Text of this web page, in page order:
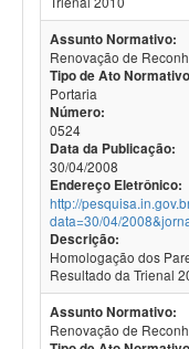
Assunto Normativo:
Renovação de
Tipo de Ato
Portaria
Número:
0524
Data da Publicação:
30/04/2008
Endereço Eletrônico:
http://
data=30/04/
Descrição:
Homologação dos
Resultado da Trienal
Assunto Normativo:
Renovação de